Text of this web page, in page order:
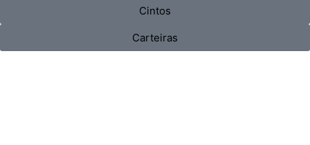
Cintos
Carteiras